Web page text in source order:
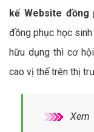
kế Website đồng
đồng phục học
hữu dụng thì cơ
cao vị thế trên thị
Xem